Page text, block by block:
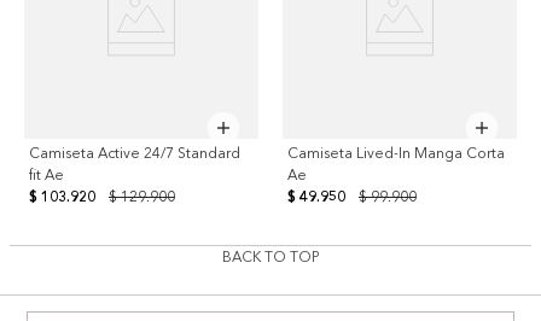
Camiseta Active 24/7 Standard
fit Ae
$ 129.900
$ 103.920
Camiseta Lived-In Manga Corta
Ae
$ 99.900
$ 49.950
BACK TO TOP